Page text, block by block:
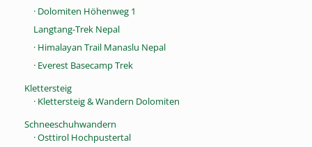
· Dolomiten Höhenweg 1
Langtang-Trek Nepal
· Himalayan Trail Manaslu Nepal
· Everest Basecamp Trek
Klettersteig
· Klettersteig & Wandern Dolomiten
Schneeschuhwandern
· Osttirol Hochpustertal